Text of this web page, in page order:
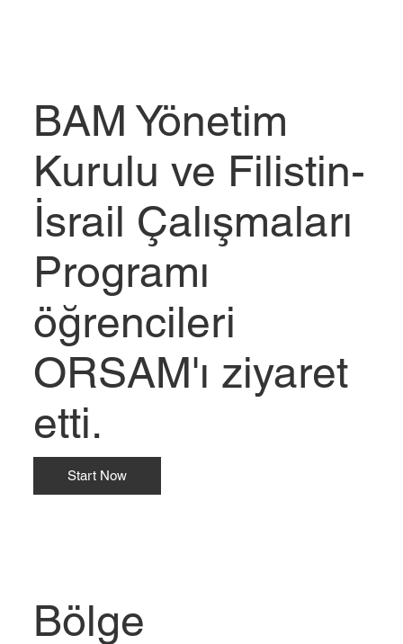
BAM Yönetim
Kurulu ve Filistin-
İsrail Çalışmaları
Programı
öğrencileri
ORSAM'ı ziyaret
etti.
Start Now
Bölge